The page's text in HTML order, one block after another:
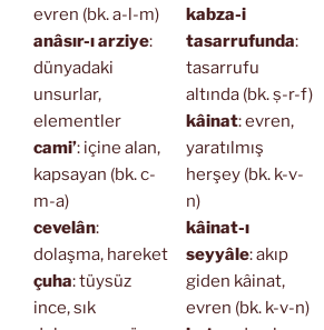
evren (bk. a-l-m)
anâsır-ı arziye:
dünyadaki
unsurlar,
elementler
cami’: içine alan,
kapsayan (bk. c-
m-a)
cevelân:
dolaşma, hareket
çuha: tüysüz
ince, sık
kabza-i
tasarrufunda:
tasarrufu
altında (bk. ṣ-r-f)
kâinat: evren,
yaratılmış
herşey (bk. k-v-
n)
kâinat-ı
seyyâle: akıp
giden kâinat,
evren (bk. k-v-n)